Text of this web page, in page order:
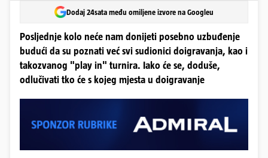
Dodaj 24sata među omiljene izvore na Googleu
Posljednje kolo neće nam donijeti posebno uzbuđenje
budući da su poznati već svi sudionici doigravanja, kao i
takozvanog "play in" turnira. Iako će se, doduše,
odlučivati tko će s kojeg mjesta u doigravanje